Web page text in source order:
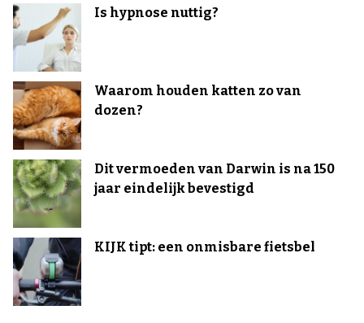
Is hypnose nuttig?
Waarom houden katten zo van
dozen?
Dit vermoeden van Darwin is na 150
jaar eindelijk bevestigd
KIJK tipt: een onmisbare fietsbel